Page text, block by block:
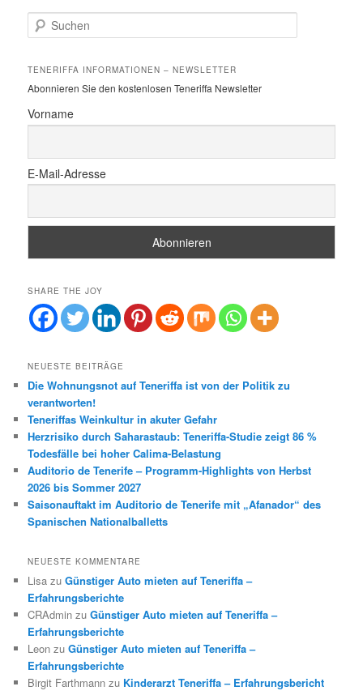
u
h
n
TENERIFFA INFORMATIONEN – NEWSLETTER
Abonnieren Sie den kostenlosen Teneriffa Newsletter
Vorname
E-Mail-Adresse
SHARE THE JOY
NEUESTE BEITRÄGE
Die Wohnungsnot auf Teneriffa ist von der Politik zu
verantworten!
Teneriffas Weinkultur in akuter Gefahr
Herzrisiko durch Saharastaub: Teneriffa-Studie zeigt 86 %
Todesfälle bei hoher Calima-Belastung
Auditorio de Tenerife – Programm-Highlights von Herbst
2026 bis Sommer 2027
Saisonauftakt im Auditorio de Tenerife mit „Afanador“ des
Spanischen Nationalballetts
NEUESTE KOMMENTARE
Lisa zuGünstiger Auto mieten auf Teneriffa –
Erfahrungsberichte
CRAdmin zuGünstiger Auto mieten auf Teneriffa –
Erfahrungsberichte
Leon zuGünstiger Auto mieten auf Teneriffa –
Erfahrungsberichte
Birgit Farthmann zu Kinderarzt Teneriffa – Erfahrungsbericht